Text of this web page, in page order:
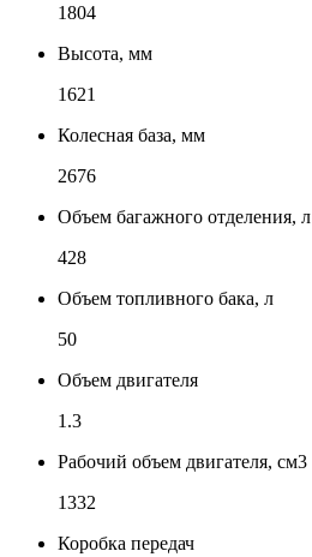
1804
Высота, мм
1621
Колесная база, мм
2676
Объем багажного отделения, л
428
Объем топливного бака, л
50
Объем двигателя
1.3
Рабочий объем двигателя, см3
1332
Коробка передач